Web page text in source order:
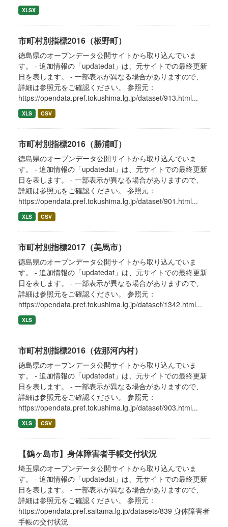
XLSX
市町村別指標2016（板野町）
徳島県のオープンデータ公開サイトから取り込んでいま
す。 - 追加情報の「updatedat」は、元サイトでの最終更新
日を表します。 - 一部表示が異なる場合がありますので、
詳細は参照元をご確認ください。 参照元：
https://opendata.pref.tokushima.lg.jp/dataset/913.html...
XLS CSV
市町村別指標2016（勝浦町）
徳島県のオープンデータ公開サイトから取り込んでいま
す。 - 追加情報の「updatedat」は、元サイトでの最終更新
日を表します。 - 一部表示が異なる場合がありますので、
詳細は参照元をご確認ください。 参照元：
https://opendata.pref.tokushima.lg.jp/dataset/901.html...
XLS CSV
市町村別指標2017（美馬市）
徳島県のオープンデータ公開サイトから取り込んでいま
す。 - 追加情報の「updatedat」は、元サイトでの最終更新
日を表します。 - 一部表示が異なる場合がありますので、
詳細は参照元をご確認ください。 参照元：
https://opendata.pref.tokushima.lg.jp/dataset/1342.html...
XLS
市町村別指標2016（佐那河内村）
徳島県のオープンデータ公開サイトから取り込んでいま
す。 - 追加情報の「updatedat」は、元サイトでの最終更新
日を表します。 - 一部表示が異なる場合がありますので、
詳細は参照元をご確認ください。 参照元：
https://opendata.pref.tokushima.lg.jp/dataset/903.html...
XLS CSV
【鶴ヶ島市】身体障害者手帳交付状況
埼玉県のオープンデータ公開サイトから取り込んでいま
す。 - 追加情報の「updatedat」は、元サイトでの最終更新
日を表します。 - 一部表示が異なる場合がありますので、
詳細は参照元をご確認ください。 参照元：
https://opendata.pref.saitama.lg.jp/datasets/839 身体障害者
手帳の交付状況